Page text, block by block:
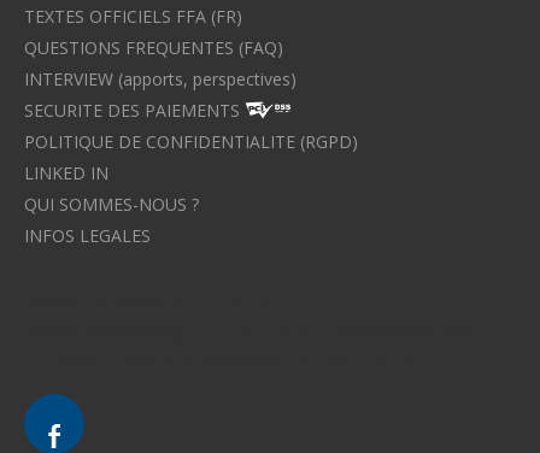
TEXTES OFFICIELS FFA (FR)
QUESTIONS FREQUENTES (FAQ)
INTERVIEW (apports, perspectives)
SECURITE DES PAIEMENTS
POLITIQUE DE CONFIDENTIALITE (RGPD)
LINKED IN
QUI SOMMES-NOUS ?
INFOS LEGALES